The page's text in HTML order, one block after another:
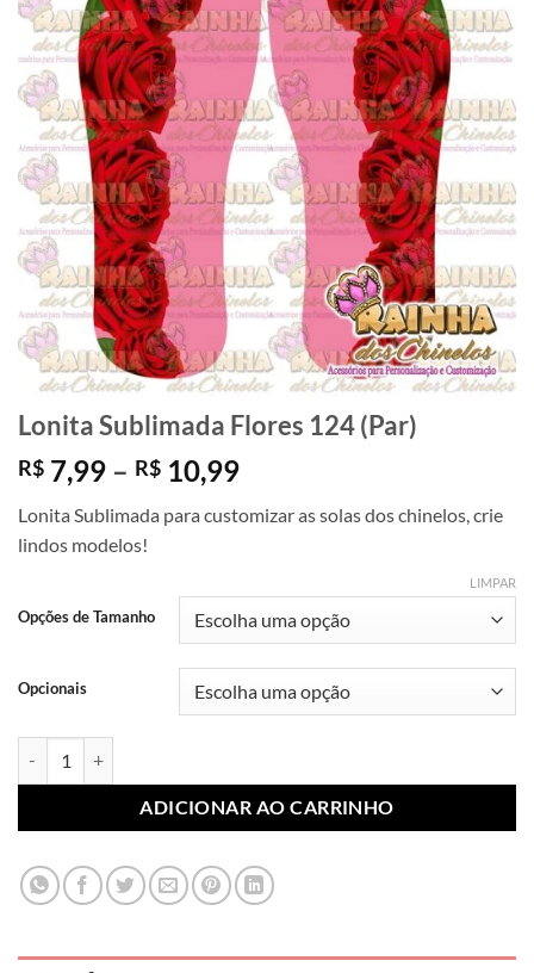
Lonita Sublimada Flores 124 (Par)
R$ 7,99 – R$ 10,99Faixa
preço:
R$ 10,99
Lonita Sublimada para customizar as solas dos chinelos, crie
lindos modelos!
Opções de Tamanho
Opcionais
LIMPAR
ADICIONAR AO CARRINHO